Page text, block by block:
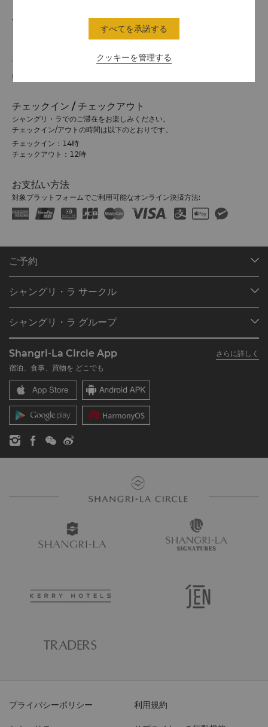
住所
100089 29 Zizhuyuan Road, Beijing
電話番号
(86 10) 6841 2211
チェックイン / チェックアウト
シャングリ・ラでのご滞在をお楽しみください。
チェックイン/アウトの時間は以下のとおりです。
チェックイン：14時
チェックアウト：12時
お支払い方法
対象プラットフォームでご利用可能なオンライン決済方法:
ご予約
ご予約の検索
レストラン＆バー
シャングリ・ラ サークル
シャングリ・ラ サークルに入会
よくあるお問合せや質問
SLCに関するお問い合わせ
シャングリ・ラ グループ
シャングリ・ラ ブランド
シャングリ・ラ センター
レジデンス
お問い合わせ
採用情報
企業の社会的責任
ニュース
Shangri-La Circle App
さらに詳しく
宿泊、食事、買物を どこでも
プライバシーポリシー 利用規約
クッキーを管理する
すべてを承諾する